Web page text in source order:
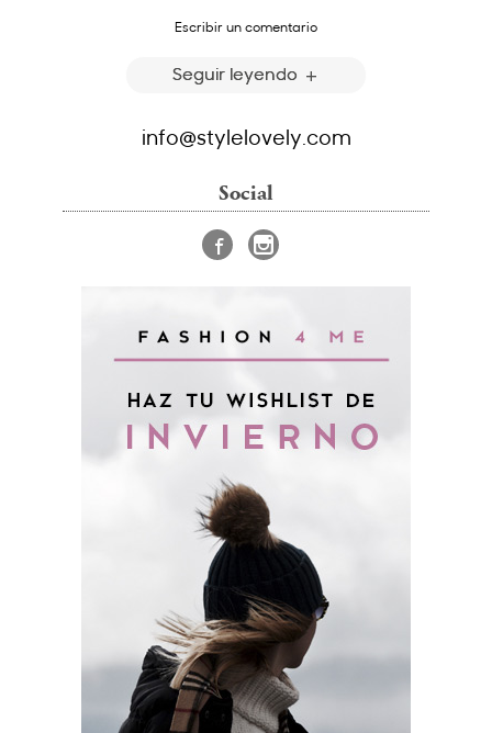
Escribir un comentario
Seguir leyendo
info@stylelovely.com
Social